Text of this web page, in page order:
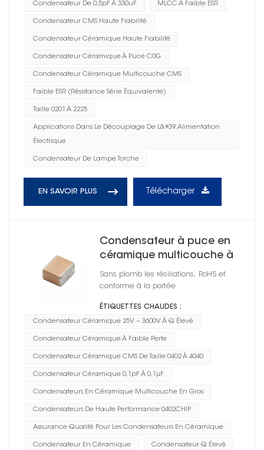
Condensateur De 0,5pF À 330uF MLCC À Faible ESR
Condensateur CMS Haute Fiabilité
Condensateur Céramique Haute Fiabilité
Condensateur Céramique À Puce C0G
Condensateur Céramique Multicouche CMS
Faible ESR (résistance Série Équivalente)
Taille 0201 À 2225
Applications Dans Le Découplage De L&#39;alimentation
Électrique
Condensateur De Lampe Torche
EN SAVOIR PLUS Télécharger
Condensateur à puce en
céramique multicouche à
Q élevé 0402
Sans plomb les résiliations, RoHS et
conforme à la portée
ÉTIQUETTES CHAUDES :
Condensateur Céramique 25V ~ 3600V À Q Élevé
Condensateur Céramique À Faible Perte
Condensateur Céramique CMS De Taille 0402 À 4040
Condensateur Céramique 0,1pF À 0,1μF
Condensateurs En Céramique Multicouche En Gros
Condensateurs De Haute Performance 0402CHIP
Assurance Qualité Pour Les Condensateurs En Céramique
Condensateur En Céramique Condensateur Q Élevé